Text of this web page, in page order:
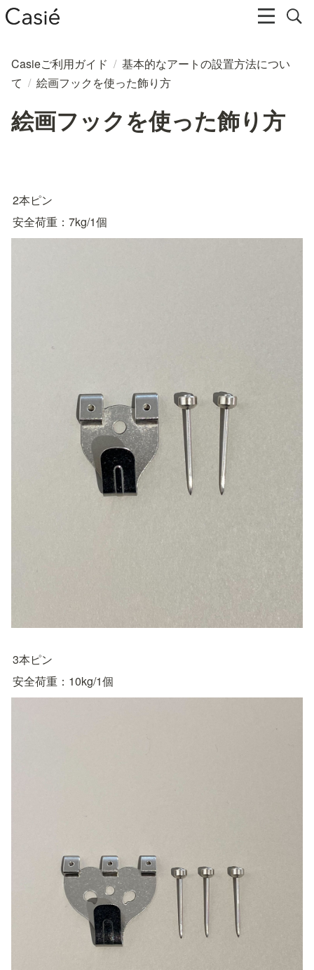
Casieご利用ガイド / 基本的なアートの設置方法につい
て / 絵画フックを使った飾り方
絵画フックを使った飾り方
2本ピン
安全荷重：7kg/1個
3本ピン
安全荷重：10kg/1個